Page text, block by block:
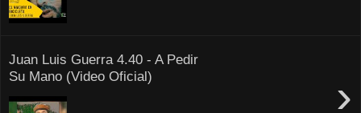
Juan Luis Guerra 4.40 - A Pedir
Su Mano (Video Oficial)
›